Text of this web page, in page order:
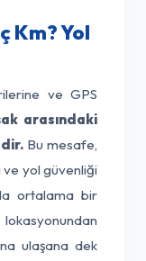
Km? Yol
ve GPS
arasındaki
Bu mesafe,
ve yol güvenliği
ortalama bir
ulaşana dek